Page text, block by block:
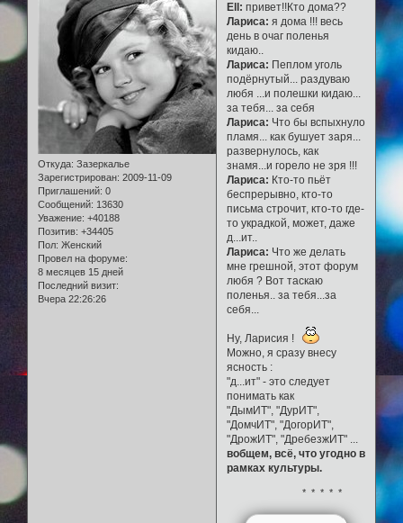
Откуда: Зазеркалье
Зарегистрирован: 2009-11-09
Приглашений: 0
Сообщений: 13630
Уважение: +40188
Позитив: +34405
Пол: Женский
Провел на форуме:
8 месяцев 15 дней
Последний визит:
Вчера 22:26:26
Ell: привет!!Кто дома??
Лариса: я дома !!! весь
день в очаг поленья
кидаю..
Лариса: Пеплом уголь
подёрнутый... раздуваю
любя ...и полешки кидаю...
за тебя... за себя
Лариса: Что бы вспыхнуло
пламя... как бушует заря...
развернулось, как
знамя...и горело не зря !!!
Лариса: Кто-то пьёт
беспрерывно, кто-то
письма строчит, кто-то где-
то украдкой, может, даже
д...ит..
Лариса: Что же делать
мне грешной, этот форум
любя ? Вот таскаю
поленья.. за тебя...за
себя...
Ну, Ларисия !
Можно, я сразу внесу
ясность :
"д...ит" - это следует
понимать как
"ДымИТ", "ДурИТ",
"ДомчИТ", "ДогорИТ",
"ДрожИТ", "ДребезжИТ" ...
вобщем, всё, что угодно в
рамках культуры.
* * * * *